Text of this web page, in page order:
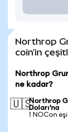
Northrop
coin'in
Northrop
ne kadar?
🇺🇸Northrop
Doları'na
1 NOCon